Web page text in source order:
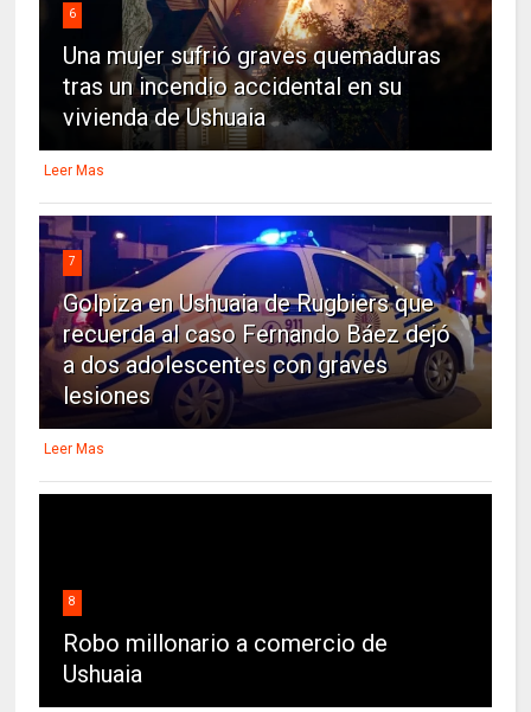
6
Una mujer sufrió graves quemaduras
tras un incendio accidental en su
vivienda de Ushuaia
Leer Mas
7
Golpiza en Ushuaia de Rugbiers que
recuerda al caso Fernando Báez dejó
a dos adolescentes con graves
lesiones
Leer Mas
8
Robo millonario a comercio de
Ushuaia